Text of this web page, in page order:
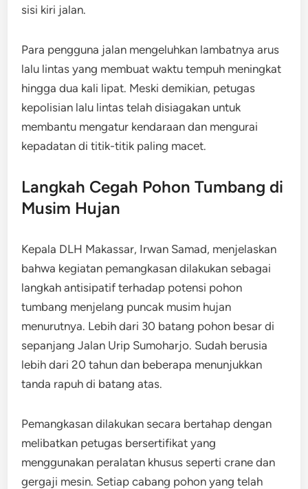
sisi kiri jalan.
Para pengguna jalan mengeluhkan lambatnya arus
lalu lintas yang membuat waktu tempuh meningkat
hingga dua kali lipat. Meski demikian, petugas
kepolisian lalu lintas telah disiagakan untuk
membantu mengatur kendaraan dan mengurai
kepadatan di titik-titik paling macet.
Langkah Cegah Pohon Tumbang di
Musim Hujan
Kepala DLH Makassar, Irwan Samad, menjelaskan
bahwa kegiatan pemangkasan dilakukan sebagai
langkah antisipatif terhadap potensi pohon
tumbang menjelang puncak musim hujan
menurutnya. Lebih dari 30 batang pohon besar di
sepanjang Jalan Urip Sumoharjo. Sudah berusia
lebih dari 20 tahun dan beberapa menunjukkan
tanda rapuh di batang atas.
Pemangkasan dilakukan secara bertahap dengan
melibatkan petugas bersertifikat yang
menggunakan peralatan khusus seperti crane dan
gergaji mesin. Setiap cabang pohon yang telah